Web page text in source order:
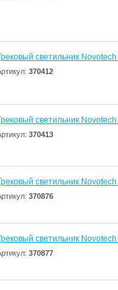
светильник
370412
светильник
370413
светильник
370876
светильник
370877